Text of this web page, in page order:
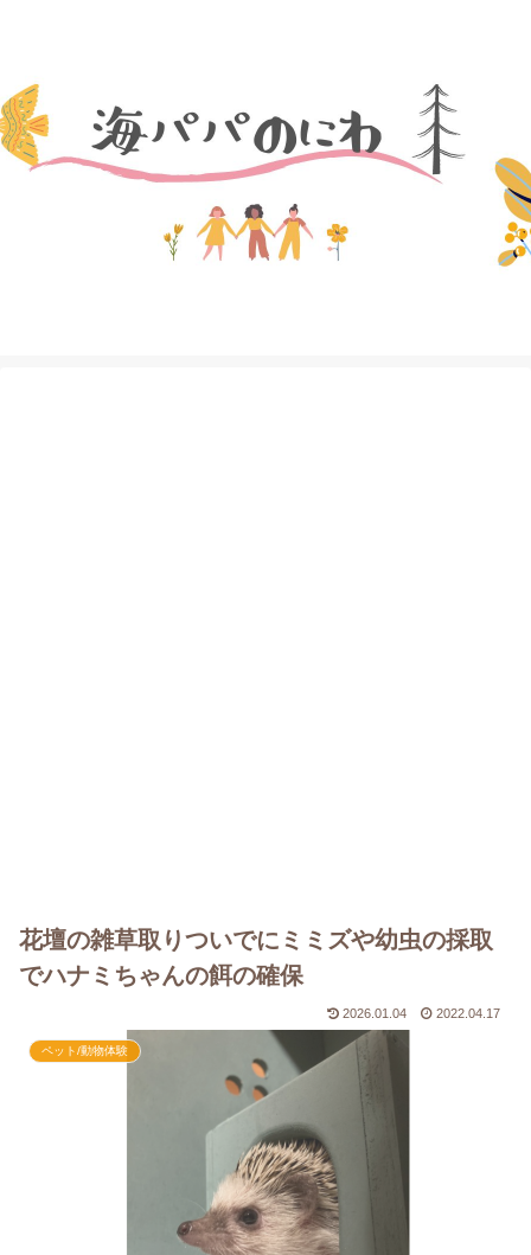
花壇の雑草取りついでにミミズや幼虫の採取
でハナミちゃんの餌の確保
2026.01.04 2022.04.17
ペット/動物体験